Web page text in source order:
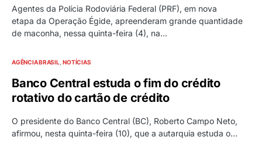
Agentes da Polícia Rodoviária Federal (PRF), em nova
etapa da Operação Égide, apreenderam grande quantidade
de maconha, nessa quinta-feira (4), na…
AGÊNCIA BRASIL NOTÍCIAS
Banco Central estuda o fim do crédito
rotativo do cartão de crédito
O presidente do Banco Central (BC), Roberto Campo Neto,
afirmou, nesta quinta-feira (10), que a autarquia estuda o…